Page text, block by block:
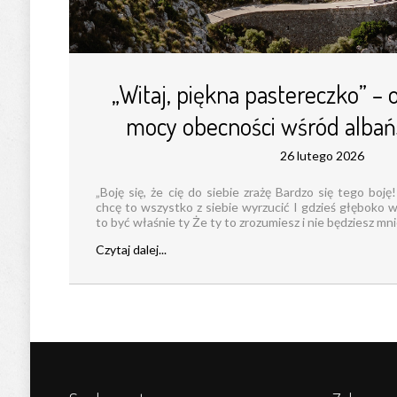
„Witaj, piękna pastereczko” –
mocy obecności wśród
26 lutego 2026
„Boję się, że cię do siebie zrażę Bardzo się tego
chcę to wszystko z siebie wyrzucić I gdzieś głęboko
to być właśnie ty Że ty to zrozumiesz i nie będziesz
Czytaj dalej...